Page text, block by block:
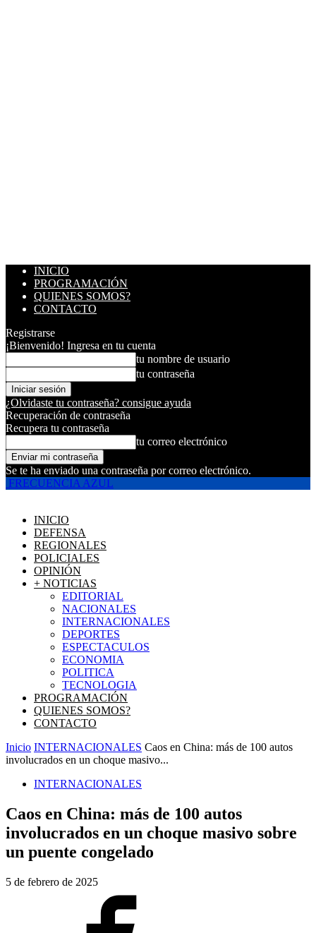
INICIO
PROGRAMACIÓN
QUIENES SOMOS?
CONTACTO
Registrarse
¡Bienvenido! Ingresa en tu cuenta
tu nombre de usuario
tu contraseña
¿Olvidaste tu contraseña? consigue ayuda
Recuperación de contraseña
Recupera tu contraseña
tu correo electrónico
Se te ha enviado una contraseña por correo electrónico.
FRECUENCIA AZUL
INICIO
DEFENSA
REGIONALES
POLICIALES
OPINIÓN
+ NOTICIAS
EDITORIAL
NACIONALES
INTERNACIONALES
DEPORTES
ESPECTACULOS
ECONOMIA
POLITICA
TECNOLOGIA
PROGRAMACIÓN
QUIENES SOMOS?
CONTACTO
Inicio INTERNACIONALES Caos en China: más de 100 autos
involucrados en un choque masivo...
INTERNACIONALES
Caos en China: más de 100 autos
involucrados en un choque masivo sobre
un puente congelado
5 de febrero de 2025